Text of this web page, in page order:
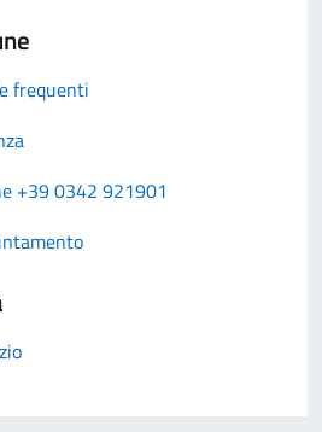
frequenti
+39 0342 921901